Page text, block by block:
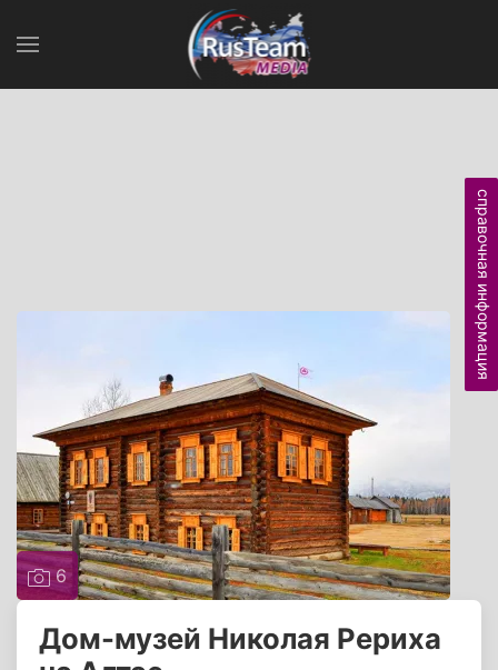
6
Дом-музей Николая Рериха
справочная информация